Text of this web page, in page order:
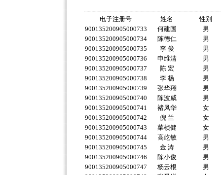
电子注册号 姓名
性别
900135200905000733
何建国
男
900135200905000734
陈德仁
男
900135200905000735
李 俊
男
900135200905000736
申维清
男
900135200905000737
陈 宏
男
900135200905000738
李 杨
男
900135200905000739
张华翔
男
900135200905000740
陈波威
男
900135200905000741
褚凤华
女
900135200905000742
倪 兰
女
900135200905000743
菜桢健
女
900135200905000744
高屹敏
男
900135200905000745
金 涛
男
900135200905000746
陈小俊
男
900135200905000747
杨云根
男